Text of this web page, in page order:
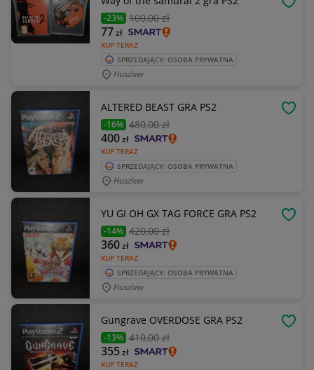
-23% 100,00 zł
KUP TERAZ
77zł
SPRZEDAJĄCY: OSOBA PRYWATNA
Huszlew
ALTERED BEAST GRA PS2
-16% 480,00 zł
KUP TERAZ
400zł
SPRZEDAJĄCY: OSOBA PRYWATNA
Huszlew
YU GI OH GX TAG FORCE GRA PS2
-14% 420,00 zł
KUP TERAZ
360zł
SPRZEDAJĄCY: OSOBA PRYWATNA
Huszlew
Gungrave OVERDOSE GRA PS2
-13% 410,00 zł
KUP TERAZ
355zł